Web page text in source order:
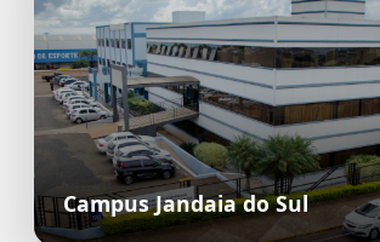
Campus Jandaia do Sul